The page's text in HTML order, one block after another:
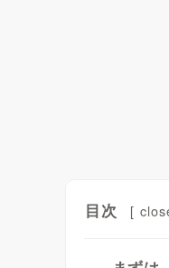
目次 [